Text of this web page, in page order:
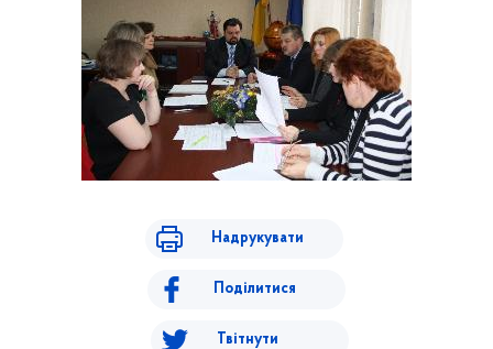
Надрукувати
Поділитися
Твітнути